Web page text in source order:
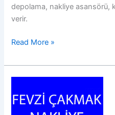
depolama, nakliye asansörü,
verir.
Altıayak
05323898807
Read More »